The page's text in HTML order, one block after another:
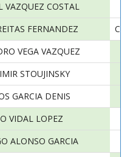
VAZQUEZ COSTAL
FERNANDEZ
VEGA VAZQUEZ
STOUJINSKY
GARCIA DENIS
VIDAL LOPEZ
ALONSO GARCIA